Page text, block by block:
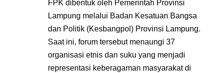
FPK dibentuk oleh Pemerintah Provinsi
Lampung melalui Badan Kesatuan Bangsa
dan Politik (Kesbangpol) Provinsi Lampung.
Saat ini, forum tersebut menaungi 37
organisasi etnis dan suku yang menjadi
representasi keberagaman masyarakat di